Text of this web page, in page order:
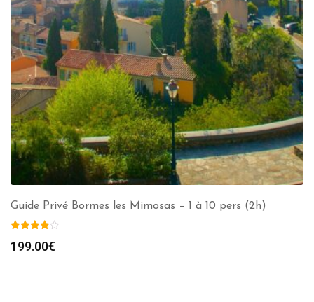
Guide Privé Bormes les Mimosas – 1 à 10 pers (2h)
199.00€